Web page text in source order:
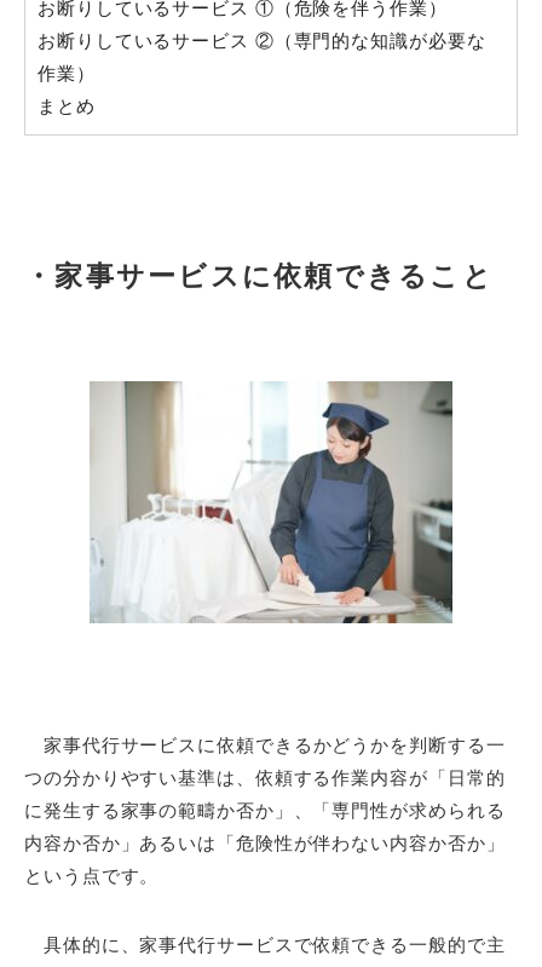
お断りしているサービス ①（危険を伴う作業）
お断りしているサービス ②（専門的な知識が必要な
作業）
まとめ
・家事サービスに依頼できること
家事代行サービスに依頼できるかどうかを判断する一
つの分かりやすい基準は、依頼する作業内容が「日常的
に発生する家事の範疇か否か」、「専門性が求められる
内容か否か」あるいは「危険性が伴わない内容か否か」
という点です。
具体的に、家事代行サービスで依頼できる一般的で主